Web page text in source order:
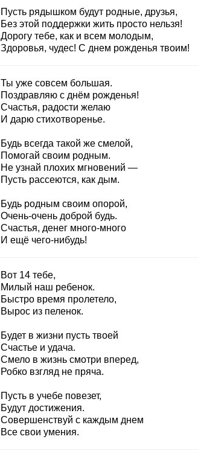
Пусть рядышком будут родные, друзья,
Без этой поддержки жить просто нельзя!
Дорогу тебе, как и всем молодым,
Здоровья, чудес! С днем рожденья твоим!
Ты уже совсем большая.
Поздравляю с днём рожденья!
Счастья, радости желаю
И дарю стихотворенье.
Будь всегда такой же смелой,
Помогай своим родным.
Не узнай плохих мгновений —
Пусть рассеются, как дым.
Будь родным своим опорой,
Очень-очень доброй будь.
Счастья, денег много-много
И ещё чего-нибудь!
Вот 14 тебе,
Милый наш ребенок.
Быстро время пролетело,
Вырос из пеленок.
Будет в жизни пусть твоей
Счастье и удача.
Смело в жизнь смотри вперед,
Робко взгляд не пряча.
Пусть в учебе повезет,
Будут достижения.
Совершенствуй с каждым днем
Все свои умения.